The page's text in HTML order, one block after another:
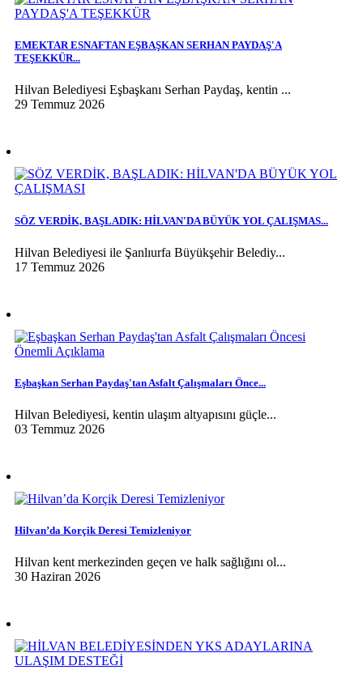
EMEKTAR ESNAFTAN EŞBAŞKAN SERHAN PAYDAŞ'A
TEŞEKKÜR...
Hilvan Belediyesi Eşbaşkanı Serhan Paydaş, kentin ...
29 Temmuz 2026
SÖZ VERDİK, BAŞLADIK: HİLVAN'DA BÜYÜK YOL ÇALIŞMAS...
Hilvan Belediyesi ile Şanlıurfa Büyükşehir Belediy...
17 Temmuz 2026
Eşbaşkan Serhan Paydaş'tan Asfalt Çalışmaları Önce...
Hilvan Belediyesi, kentin ulaşım altyapısını güçle...
03 Temmuz 2026
Hilvan’da Korçik Deresi Temizleniyor
Hilvan kent merkezinden geçen ve halk sağlığını ol...
30 Haziran 2026